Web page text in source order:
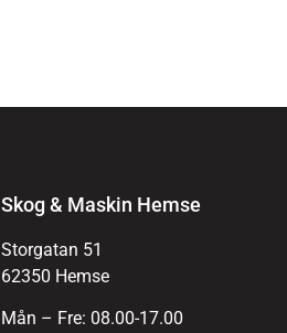
Skog & Maskin Hemse
Storgatan 51
62350 Hemse
Mån – Fre: 08.00-17.00